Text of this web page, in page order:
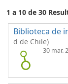
1 a 10 de 30
Biblioteca de
d de Chile)
30 mar.